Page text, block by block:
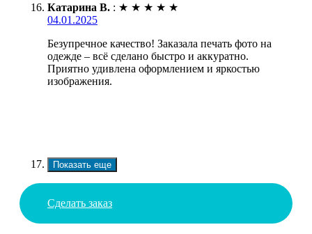
Катарина В. : ★ ★ ★ ★ ★
04.01.2025
Безупречное качество! Заказала печать фото на
одежде – всё сделано быстро и аккуратно.
Приятно удивлена оформлением и яркостью
изображения.
Показать еще
Сделать заказ